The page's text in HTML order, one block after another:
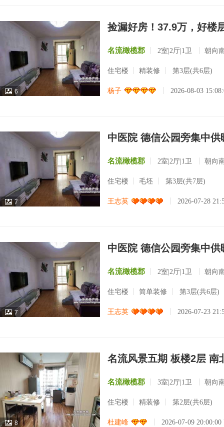
6
捡漏好房！37.9万，好楼
名流橄榄郡 2室|2厅|1卫 朝向
住宅楼 精装修 第3层(共6层)
杨子 2026-08-03
7
中医院 德信公园旁集中
名流橄榄郡 2室|2厅|1卫 朝向
住宅楼 毛坯 第3层(共7层)
王志英 2026-07-28
7
中医院 德信公园旁集中
名流橄榄郡 2室|2厅|1卫 朝向
住宅楼 简单装修 第3层(共6层)
王志英 2026-07-23
8
名流风景五期 板楼2层 南
名流橄榄郡 3室|2厅|1卫 朝向
住宅楼 精装修 第2层(共6层)
杜建峰 2026-07-09 20:00:00